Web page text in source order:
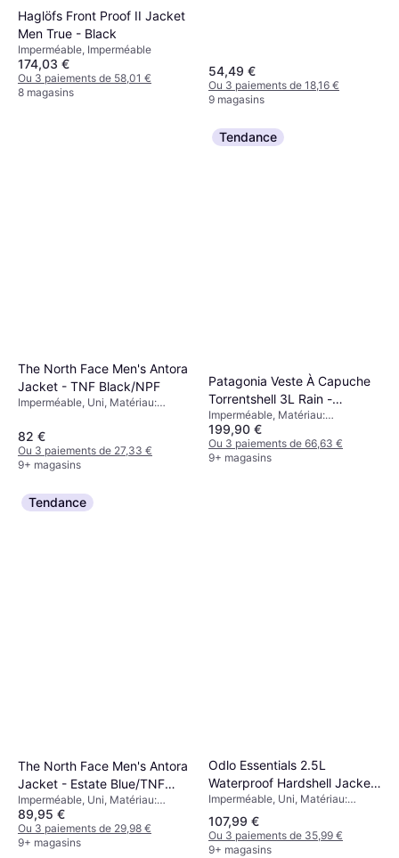
Haglöfs Front Proof II Jacket
Men True - Black
Imperméable, Imperméable
174,03 €
Ou 3 paiements de 58,01 €
8 magasins
54,49 €
Ou 3 paiements de 18,16 €
9 magasins
The North Face Men's Antora
Jacket - TNF Black/NPF
Imperméable, Uni, Matériau:
Coupe-vent, Poches, Respirant,
Évacuation de l'humidité
82 €
Ou 3 paiements de 27,33 €
9+ magasins
Tendance
Patagonia Veste À Capuche
Torrentshell 3L Rain -
Smolder Blue
Imperméable, Matériau:
Polyamide, Imperméable
199,90 €
Ou 3 paiements de 66,63 €
9+ magasins
Tendance
The North Face Men's Antora
Jacket - Estate Blue/TNF
Black
Imperméable, Uni, Matériau:
Synthétique, Nylon, Polyuréthane,
Respirant, Imperméable,
Déperlant, Coupe-vent, Capuche,
89,95 €
Ou 3 paiements de 29,98 €
9+ magasins
Odlo Essentials 2.5L
Waterproof Hardshell Jacket
- Black
Imperméable, Uni, Matériau:
Respirant, Évacuation de
l'humidité, Imperméable, Poches
107,99 €
Ou 3 paiements de 35,99 €
9+ magasins